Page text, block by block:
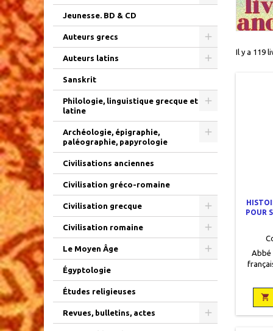
Jeunesse. BD & CD
Auteurs grecs
Auteurs latins
Sanskrit
Philologie, linguistique grecque et
latine
Archéologie, épigraphie,
paléographie, papyrologie
Civilisations anciennes
Civilisation gréco-romaine
Civilisation grecque
Civilisation romaine
Le Moyen Âge
Égyptologie
Études religieuses
Revues, bulletins, actes
Il y a 119
POUR
Abbé
